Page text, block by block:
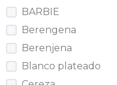
BARBIE
Berengena
Berenjena
Blanco plateado